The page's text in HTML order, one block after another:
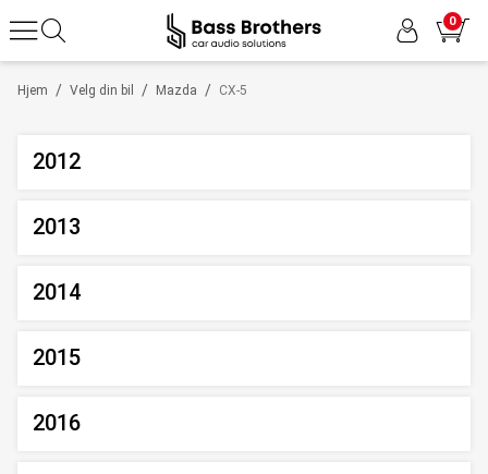
0
/
Hjem /
Velg din bil /
Mazda CX-5
2012
2013
2014
2015
2016